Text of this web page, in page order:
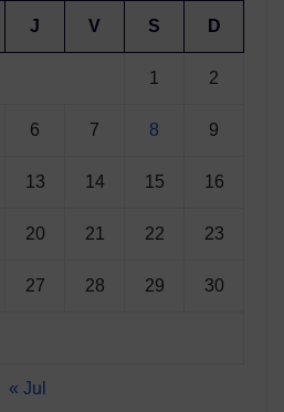
J V S D
1 2
6 7 8 9
13 14 15 16
20 21 22 23
27 28 29 30
« Jul